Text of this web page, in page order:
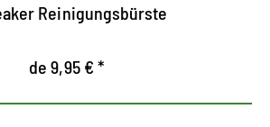
Reinigungsbürste
de 9,95 € *